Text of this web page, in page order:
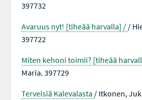
397732
Avaruus nyt! [tiheää harvalla] / /
397722
Miten kehoni toimii? [tiheää
Maria. 397729
Terveisiä Kalevalasta / Itkonen,